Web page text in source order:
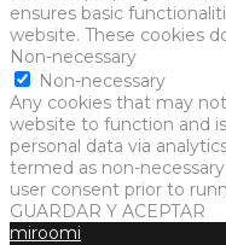
ensures basic
website. These cookies
Non-necessary
Non-necessary
Any cookies that may
website to function and
personal data via
termed as non-
user consent prior to
GUARDAR Y ACEPTAR
miroomi